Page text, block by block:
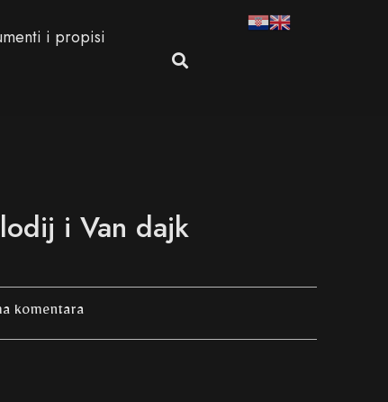
i propisi
i Van dajk
komentara